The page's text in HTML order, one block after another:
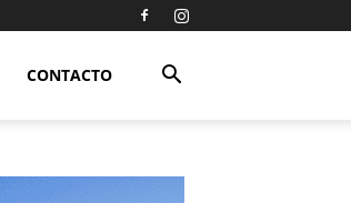
CONTACTO